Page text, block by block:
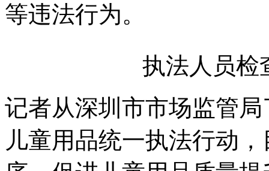
等违法行为。
执法人员检
记者从深圳市市场监管
儿童用品统一执法行动